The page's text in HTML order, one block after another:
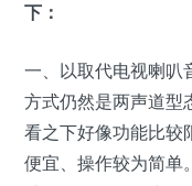
下：
一、以取代电视喇叭
方式仍然是两声道型
看之下好像功能比较
便宜、操作较为简单